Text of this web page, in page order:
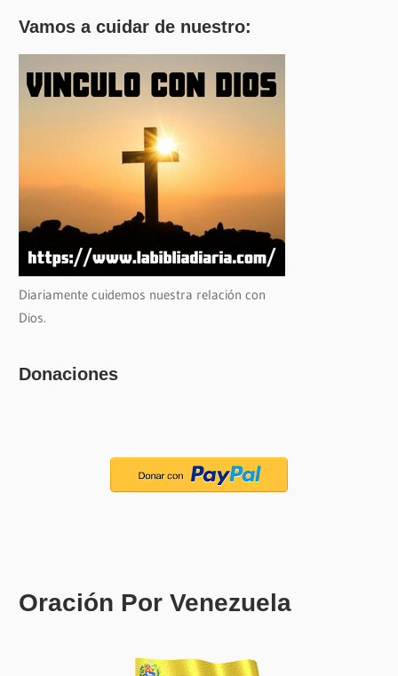
Vamos a cuidar de nuestro:
Diariamente cuidemos nuestra relación con
Dios.
Donaciones
Oración Por Venezuela